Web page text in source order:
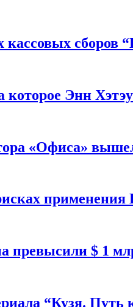
сборов
Энн
«Офиса»
применения
превысили $ 1
“Кузя. Путь